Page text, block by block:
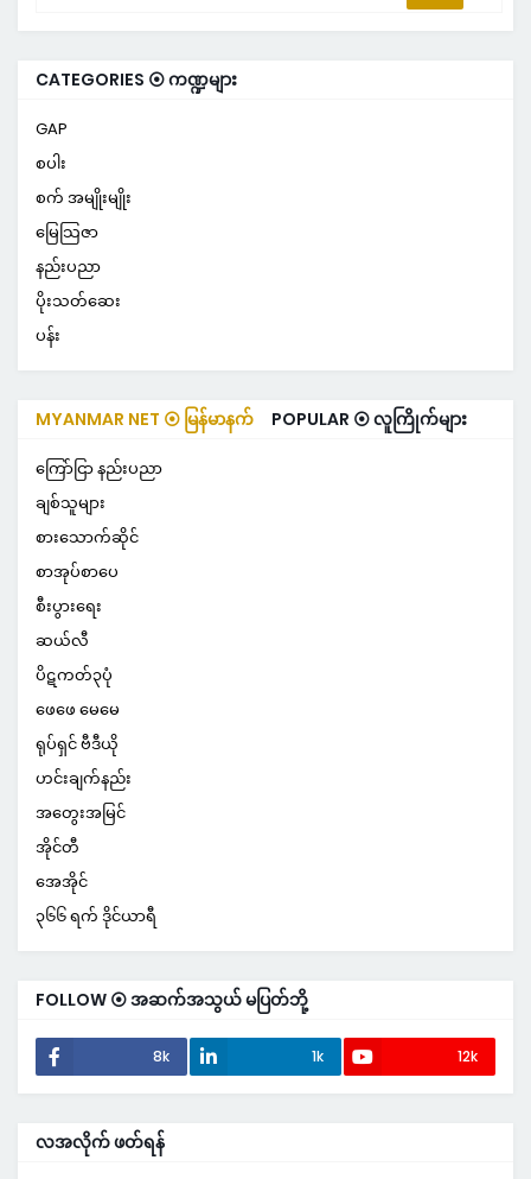
CATEGORIES ⦿ ကဏ္ဍများ
GAP
စပါး
စက် အမျိုးမျိုး
မြေသြဇာ
နည်းပညာ
ပိုးသတ်ဆေး
ပန်း
MYANMAR NET ⦿ မြန်မာနက် POPULAR ⦿ လူကြိုက်များ
ကြော်ငြာ နည်းပညာ
ချစ်သူများ
စားသောက်ဆိုင်
စာအုပ်စာပေ
စီးပွားရေး
ဆယ်လီ
ပိဋကတ်၃ပုံ
ဖေဖေ မေမေ
ရုပ်ရှင် ဗီဒီယို
ဟင်းချက်နည်း
အတွေးအမြင်
အိုင်တီ
အေအိုင်
၃၆၆ ရက် ဒိုင်ယာရီ
FOLLOW ⦿ အဆက်အသွယ် မပြတ်ဘို့
8k 1k 12k
လအလိုက် ဖတ်ရန်